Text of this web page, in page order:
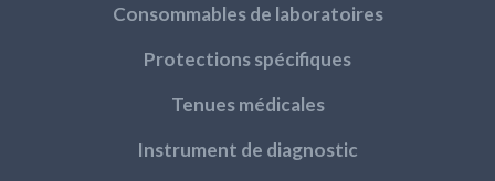
Consommables de laboratoires
Protections spécifiques
Tenues médicales
Instrument de diagnostic